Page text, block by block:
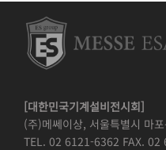
[대한민국기계설비전시회]
(주)메쎄이상, 서울특별시 마
TEL. 02 6121-6362 FAX. 02